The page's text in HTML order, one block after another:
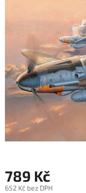
789 Kč
652 Kč bez DPH